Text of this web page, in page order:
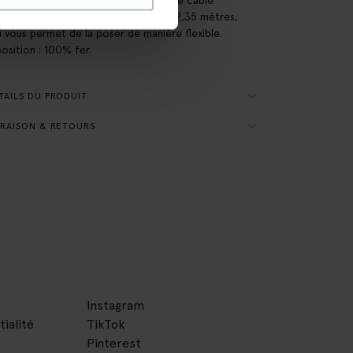
de la lampe a une longueur de 2,35 mètres,
vous permet de la poser de manière flexible.
: 100% fer.
DU PRODUIT
& RETOURS
Instagram
TikTok
Pinterest